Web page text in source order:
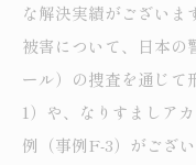
な解決実績がござい
被害について、日本の
ール）の捜査を通じて
1）や、なりすましア
例（事例F-3）がござ